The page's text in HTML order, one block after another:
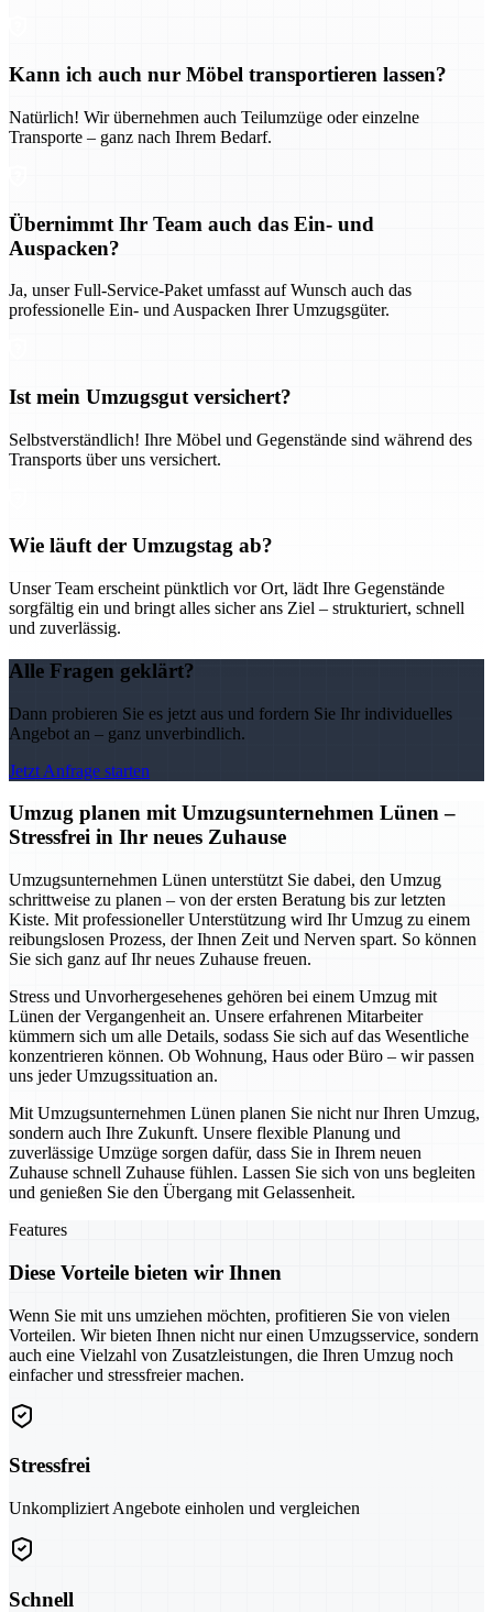
Kann ich auch nur Möbel transportieren lassen?
Natürlich! Wir übernehmen auch Teilumzüge oder einzelne
Transporte – ganz nach Ihrem Bedarf.
Übernimmt Ihr Team auch das Ein- und
Auspacken?
Ja, unser Full-Service-Paket umfasst auf Wunsch auch das
professionelle Ein- und Auspacken Ihrer Umzugsgüter.
Ist mein Umzugsgut versichert?
Selbstverständlich! Ihre Möbel und Gegenstände sind während des
Transports über uns versichert.
Wie läuft der Umzugstag ab?
Unser Team erscheint pünktlich vor Ort, lädt Ihre Gegenstände
sorgfältig ein und bringt alles sicher ans Ziel – strukturiert, schnell
und zuverlässig.
Alle Fragen geklärt?
Dann probieren Sie es jetzt aus und fordern Sie Ihr individuelles
Angebot an – ganz unverbindlich.
Jetzt Anfrage starten
Umzug planen mit Umzugsunternehmen Lünen –
Stressfrei in Ihr neues Zuhause
Umzugsunternehmen Lünen unterstützt Sie dabei, den Umzug
schrittweise zu planen – von der ersten Beratung bis zur letzten
Kiste. Mit professioneller Unterstützung wird Ihr Umzug zu einem
reibungslosen Prozess, der Ihnen Zeit und Nerven spart. So können
Sie sich ganz auf Ihr neues Zuhause freuen.
Stress und Unvorhergesehenes gehören bei einem Umzug mit
Lünen der Vergangenheit an. Unsere erfahrenen Mitarbeiter
kümmern sich um alle Details, sodass Sie sich auf das Wesentliche
konzentrieren können. Ob Wohnung, Haus oder Büro – wir passen
uns jeder Umzugssituation an.
Mit Umzugsunternehmen Lünen planen Sie nicht nur Ihren Umzug,
sondern auch Ihre Zukunft. Unsere flexible Planung und
zuverlässige Umzüge sorgen dafür, dass Sie in Ihrem neuen
Zuhause schnell Zuhause fühlen. Lassen Sie sich von uns begleiten
und genießen Sie den Übergang mit Gelassenheit.
Features
Diese Vorteile bieten wir Ihnen
Wenn Sie mit uns umziehen möchten, profitieren Sie von vielen
Vorteilen. Wir bieten Ihnen nicht nur einen Umzugsservice, sondern
auch eine Vielzahl von Zusatzleistungen, die Ihren Umzug noch
einfacher und stressfreier machen.
Stressfrei
Unkompliziert Angebote einholen und vergleichen
Schnell